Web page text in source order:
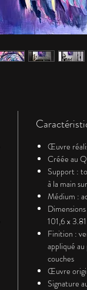
Œuvre
Créée au
Support :
à la main
Médium :
101,6 x
Finition :
appliqué
couches
Œuvre
Signature